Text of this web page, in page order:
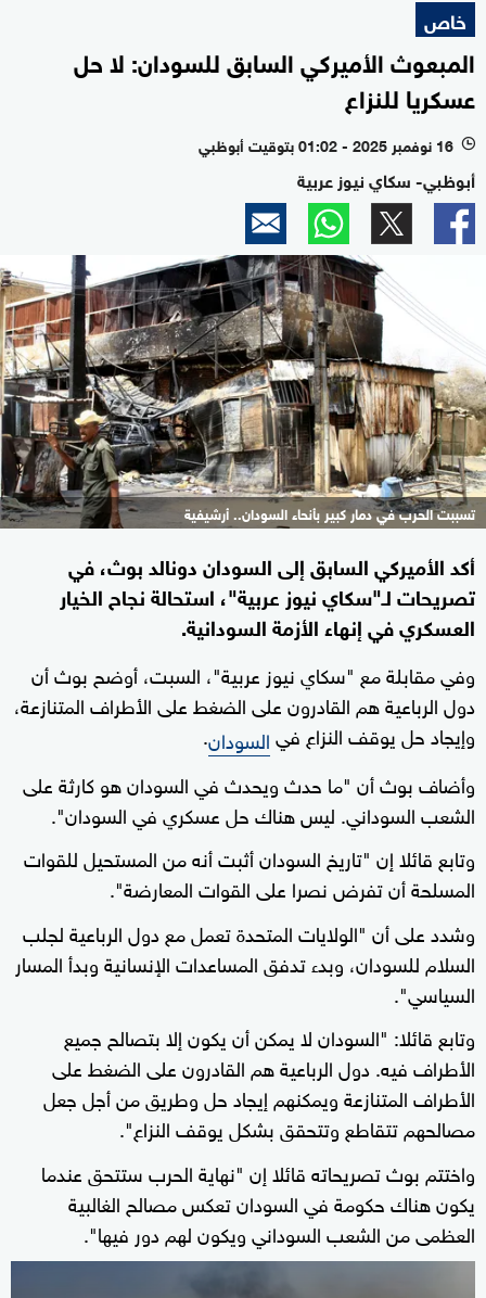
خاص
المبعوث الأميركي السابق للسودان: لا حل
عسكريا للنزاع
l 16 نوفمبر 2025 - 01:02 بتوقيت أبوظبي
أبوظبي- سكاي نيوز عربية
تسببت الحرب في دمار كبير بأنحاء السودان.. أرشيفية
أكد الأميركي السابق إلى السودان دونالد بوث، في
تصريحات لـ"سكاي نيوز عربية"، استحالة نجاح الخيار
العسكري في إنهاء الأزمة السودانية.
وفي مقابلة مع "سكاي نيوز عربية"، السبت، أوضح بوث أن
دول الرباعية هم القادرون على الضغط على الأطراف المتنازعة،
وإيجاد حل يوقف النزاع فيالسودان.
وأضاف بوث أن "ما حدث ويحدث في السودان هو كارثة على
الشعب السوداني. ليس هناك حل عسكري في السودان".
وتابع قائلا إن "تاريخ السودان أثبت أنه من المستحيل للقوات
المسلحة أن تفرض نصرا على القوات المعارضة".
وشدد على أن "الولايات المتحدة تعمل مع دول الرباعية لجلب
السلام للسودان، وبدء تدفق المساعدات الإنسانية وبدأ المسار
السياسي".
وتابع قائلا: "السودان لا يمكن أن يكون إلا بتصالح جميع
الأطراف فيه. دول الرباعية هم القادرون على الضغط على
الأطراف المتنازعة ويمكنهم إيجاد حل وطريق من أجل جعل
مصالحهم تتقاطع وتتحقق بشكل يوقف النزاع".
واختتم بوث تصريحاته قائلا إن "نهاية الحرب ستتحق عندما
يكون هناك حكومة في السودان تعكس مصالح الغالبية
العظمى من الشعب السوداني ويكون لهم دور فيها".